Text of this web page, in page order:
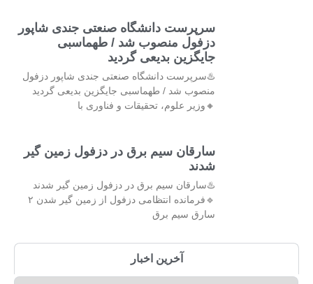
سرپرست دانشگاه صنعتی جندی شاپور
دزفول منصوب شد / طهماسبی
جایگزین بدیعی گردید
♨️سرپرست دانشگاه صنعتی جندی شاپور دزفول
منصوب شد / طهماسبی جایگزین بدیعی گردید
🔸وزیر علوم، تحقیقات و فناوری با
سارقان سیم برق در دزفول زمین گیر
شدند
♨️سارقان سیم برق در دزفول زمین گیر شدند
🔹فرمانده انتظامی دزفول از زمین گیر شدن ۲
سارق سیم برق
آخرین اخبار